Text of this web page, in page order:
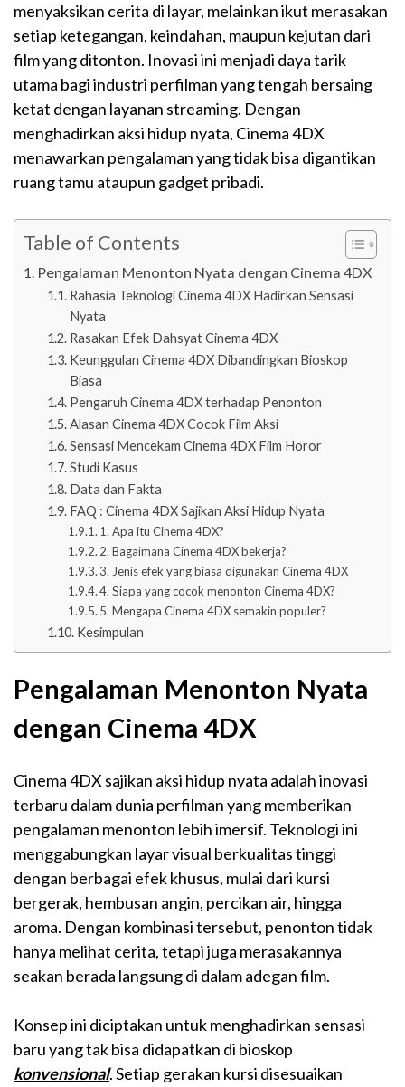
menyaksikan cerita di layar, melainkan ikut merasakan
setiap ketegangan, keindahan, maupun kejutan dari
film yang ditonton. Inovasi ini menjadi daya tarik
utama bagi industri perfilman yang tengah bersaing
ketat dengan layanan streaming. Dengan
menghadirkan aksi hidup nyata, Cinema 4DX
menawarkan pengalaman yang tidak bisa digantikan
ruang tamu ataupun gadget pribadi.
Table of Contents
Pengalaman Menonton Nyata dengan Cinema 4DX
Rahasia Teknologi Cinema 4DX Hadirkan Sensasi
Nyata
Rasakan Efek Dahsyat Cinema 4DX
Keunggulan Cinema 4DX Dibandingkan Bioskop
Biasa
Pengaruh Cinema 4DX terhadap Penonton
Alasan Cinema 4DX Cocok Film Aksi
Sensasi Mencekam Cinema 4DX Film Horor
Studi Kasus
Data dan Fakta
FAQ : Cinema 4DX Sajikan Aksi Hidup Nyata
1. Apa itu Cinema 4DX?
2. Bagaimana Cinema 4DX bekerja?
3. Jenis efek yang biasa digunakan Cinema 4DX
4. Siapa yang cocok menonton Cinema 4DX?
5. Mengapa Cinema 4DX semakin populer?
Kesimpulan
Pengalaman Menonton Nyata
dengan Cinema 4DX
Cinema 4DX sajikan aksi hidup nyata adalah inovasi
terbaru dalam dunia perfilman yang memberikan
pengalaman menonton lebih imersif. Teknologi ini
menggabungkan layar visual berkualitas tinggi
dengan berbagai efek khusus, mulai dari kursi
bergerak, hembusan angin, percikan air, hingga
aroma. Dengan kombinasi tersebut, penonton tidak
hanya melihat cerita, tetapi juga merasakannya
seakan berada langsung di dalam adegan film.
Konsep ini diciptakan untuk menghadirkan sensasi
baru yang tak bisa didapatkan di bioskop
konvensional. Setiap gerakan kursi disesuaikan